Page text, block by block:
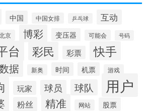
中国 中国女排 乒乓球 互动
京 博彩 变压器 可能会 号码
台 彩民 彩票 快手
据 新奥 时间 机票 游戏
玩家 球员 球队 用户
粉丝 精准 网站 股票